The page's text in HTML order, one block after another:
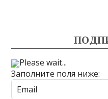
Please wait...
Заполните поля ниже: